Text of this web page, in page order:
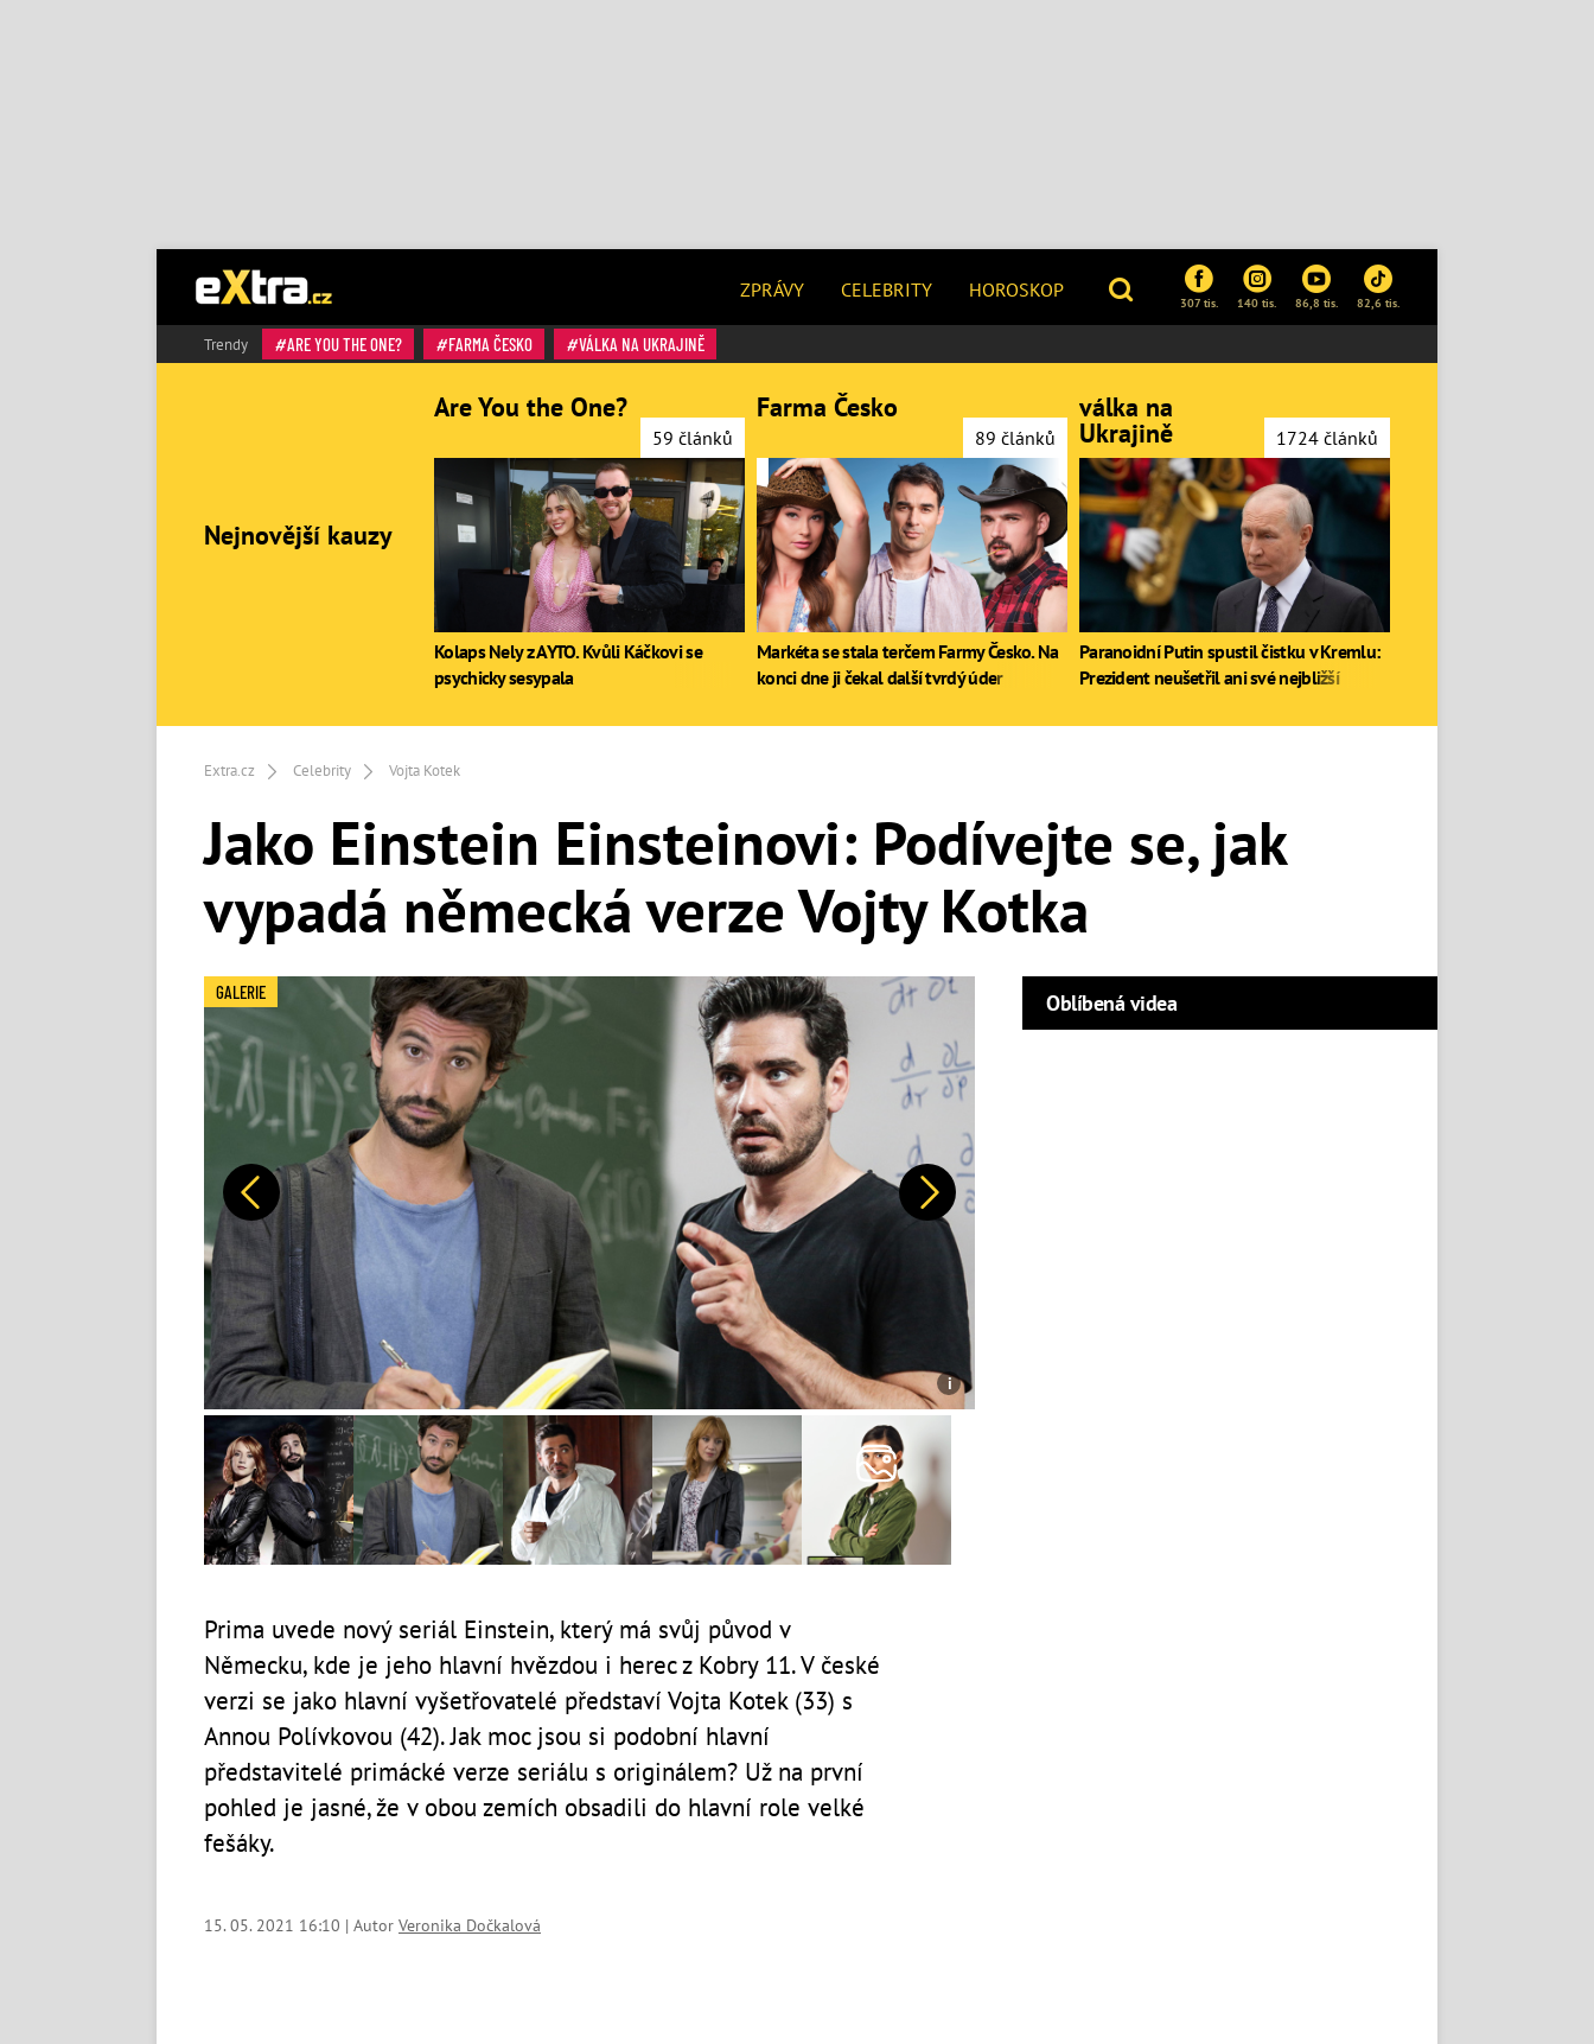
ZPRÁVY CELEBRITY HOROSKOP
307 tis. 140 tis. 86,8 tis. 82,6 tis.
Trendy ARE YOU THE ONE? FARMA ČESKO VÁLKA NA UKRAJINĚ
Extra.cz Celebrity Vojta Kotek
Jako Einstein Einsteinovi: Podívejte se, jak
vypadá německá verze Vojty Kotka
Předchozí Další
GALERIE
Prima uvede nový seriál Einstein, který má svůj původ v
Německu, kde je jeho hlavní hvězdou i herec z Kobry 11. V české
verzi se jako hlavní vyšetřovatelé představí Vojta Kotek (33) s
Annou Polívkovou (42).Jak moc jsou si podobní hlavní
představitelé primácké verze seriálu s originálem? Už na první
pohled je jasné, že v obou zemích obsadili do hlavní role velké
fešáky.
15. 05. 2021 16:10 | Autor Veronika Dočkalová
Oblíbená videa
Nejnovější kauzy
Are You the One?
59 článků
Kolaps Nely z AYTO. Kvůli Káčkovi se
psychicky sesypala
Farma Česko
89 článků
Markéta se stala terčem Farmy Česko. Na
konci dne ji čekal další tvrdý úder
válka na
Ukrajině 1724 článků
Paranoidní Putin spustil čistku v Kremlu:
Prezident neušetřil ani své nejbližší